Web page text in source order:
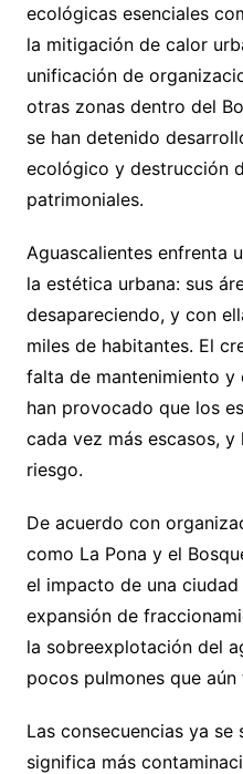
ecológicas esenciales
la mitigación de calor
unificación de
otras zonas dentro del
se han detenido
ecológico y destrucción
patrimoniales.
Aguascalientes enfrenta
la estética urbana: sus
desapareciendo, y con
miles de habitantes. El
falta de mantenimiento y
han provocado que los
cada vez más escasos,
riesgo.
De acuerdo con
como La Pona y el
el impacto de una
expansión de
la sobreexplotación del
pocos pulmones que
Las consecuencias ya se
significa más